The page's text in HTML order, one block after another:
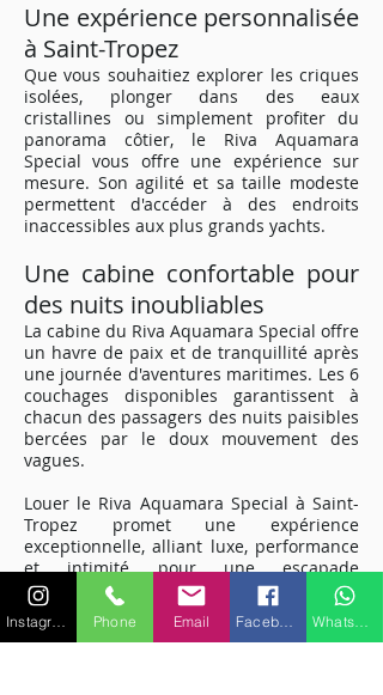
Une expérience personnalisée
à Saint-Tropez
Que vous souhaitiez explorer les criques
isolées, plonger dans des eaux
cristallines ou simplement profiter du
panorama côtier, le Riva Aquamara
Special vous offre une expérience sur
mesure. Son agilité et sa taille modeste
permettent d'accéder à des endroits
inaccessibles aux plus grands yachts.
Une cabine confortable pour
des nuits inoubliables
La cabine du Riva Aquamara Special offre
un havre de paix et de tranquillité après
une journée d'aventures maritimes. Les 6
couchages disponibles garantissent à
chacun des passagers des nuits paisibles
bercées par le doux mouvement des
vagues.
Louer le Riva Aquamara Special à Saint-
Tropez promet une expérience
exceptionnelle, alliant luxe, performance
et intimité pour une escapade
mémorable sur la Méditerranée.
Embarquez pour une aventure maritime
unique et découvrez la magie de la Côte
Phone Email